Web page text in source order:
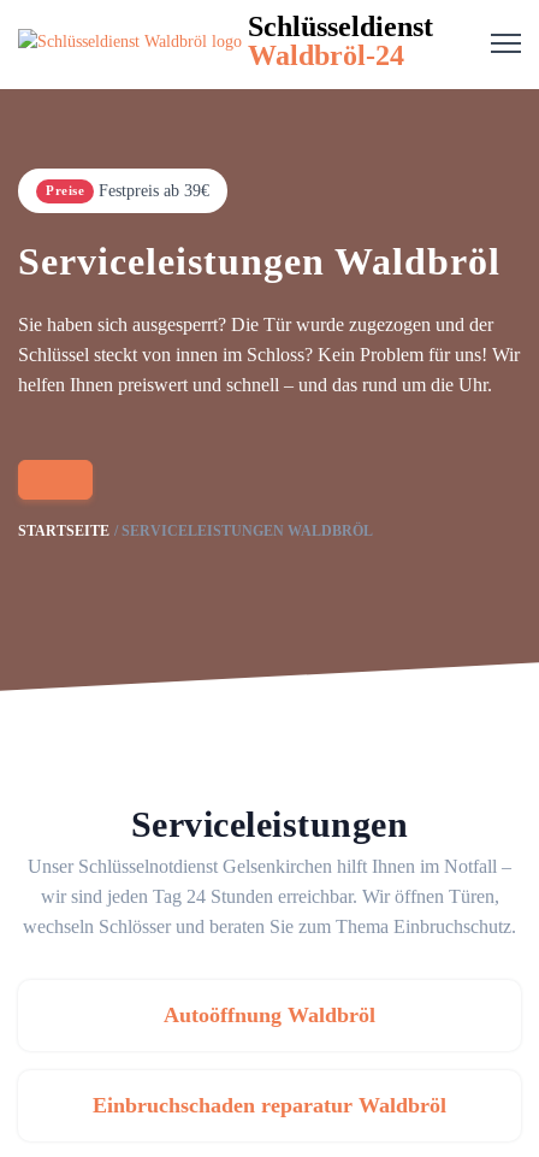
Schlüsseldienst
Waldbröl-24
Preise Festpreis ab 39€
Serviceleistungen Waldbröl
Sie haben sich ausgesperrt? Die Tür wurde zugezogen und der
Schlüssel steckt von innen im Schloss? Kein Problem für uns! Wir
helfen Ihnen preiswert und schnell – und das rund um die Uhr.
STARTSEITE SERVICELEISTUNGEN WALDBRÖL
Serviceleistungen
Unser Schlüsselnotdienst Gelsenkirchen hilft Ihnen im Notfall –
wir sind jeden Tag 24 Stunden erreichbar. Wir öffnen Türen,
wechseln Schlösser und beraten Sie zum Thema Einbruchschutz.
Autoöffnung Waldbröl
Einbruchschaden reparatur Waldbröl